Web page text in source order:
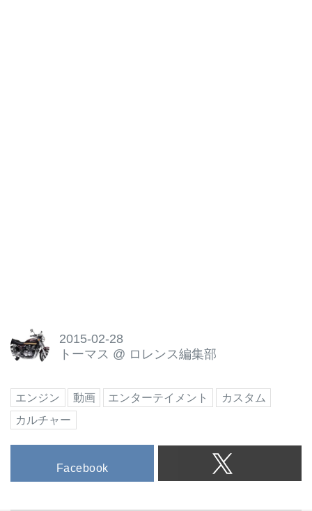
2015-02-28
トーマス @ ロレンス編集部
エンジン 動画 エンターテイメント
カスタム
カルチャー
Facebook